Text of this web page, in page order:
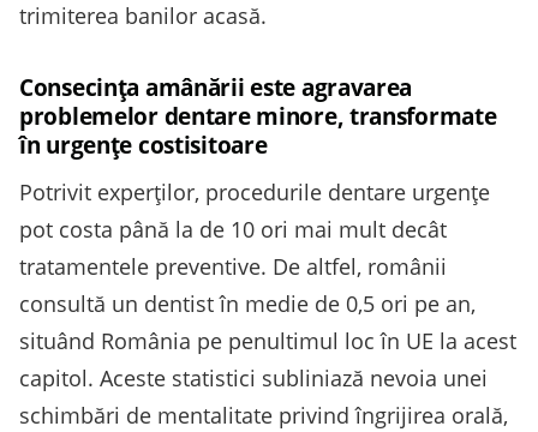
trimiterea banilor acasă.
Consecința amânării este agravarea
problemelor dentare minore, transformate
în urgențe costisitoare
Potrivit experților, procedurile dentare urgențe
pot costa până la de 10 ori mai mult decât
tratamentele preventive. De altfel, românii
consultă un dentist în medie de 0,5 ori pe an,
situând România pe penultimul loc în UE la acest
capitol​. Aceste statistici subliniază nevoia unei
schimbări de mentalitate privind îngrijirea orală,